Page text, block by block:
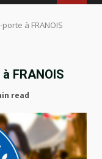
à FRANOIS
FRANOIS
read